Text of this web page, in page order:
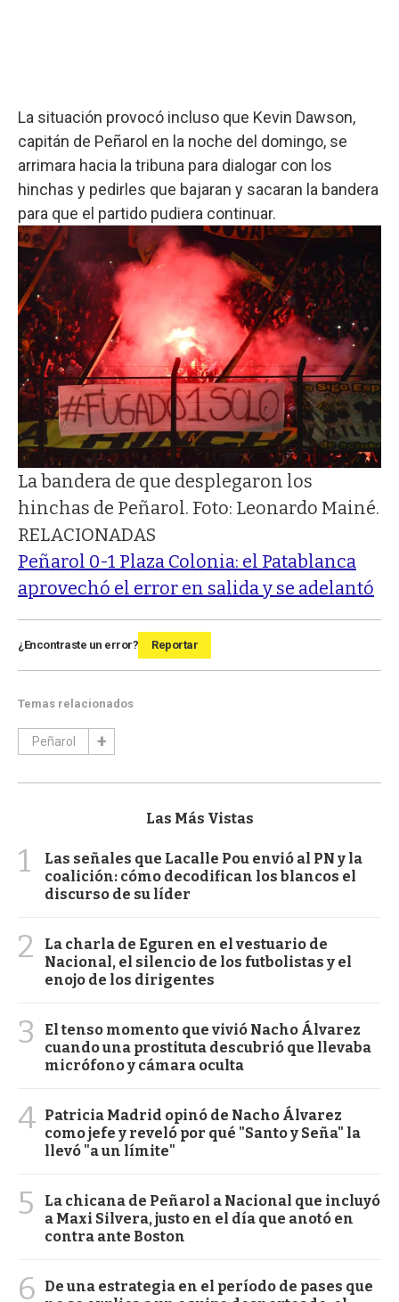
La situación provocó incluso que Kevin Dawson,
capitán de Peñarol en la noche del domingo, se
arrimara hacia la tribuna para dialogar con los
hinchas y pedirles que bajaran y sacaran la bandera
para que el partido pudiera continuar.
La bandera de que desplegaron los
hinchas de Peñarol. Foto: Leonardo Mainé.
RELACIONADAS
Peñarol 0-1 Plaza Colonia: el Patablanca
aprovechó el error en salida y se adelantó
¿Encontraste un error? Reportar
Temas relacionados
Peñarol
Las Más Vistas
1
Las señales que Lacalle Pou envió al PN y la
coalición: cómo decodifican los blancos el
discurso de su líder
2
La charla de Eguren en el vestuario de
Nacional, el silencio de los futbolistas y el
enojo de los dirigentes
3
El tenso momento que vivió Nacho Álvarez
cuando una prostituta descubrió que llevaba
micrófono y cámara oculta
4 Patricia Madrid opinó de Nacho Álvarez
como jefe y reveló por qué "Santo y Seña" la
llevó "a un límite"
5
La chicana de Peñarol a Nacional que incluyó
a Maxi Silvera, justo en el día que anotó en
contra ante Boston
6
De una estrategia en el período de pases que